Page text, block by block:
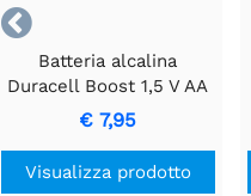

Batteria alcalina
Duracell Boost 1,5 V AA
MN1500
€ 7,95
Visualizza prodotto